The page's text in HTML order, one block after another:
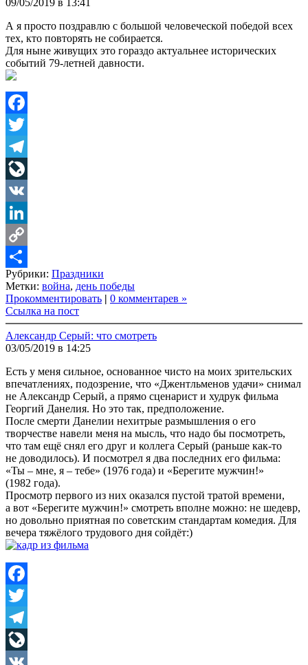
А я просто поздравлю с большой человеческой победой всех
тех, кто повторять не собирается.
Для ныне живущих это гораздо актуальнее исторических
событий 79-летней давности.
Facebook
Twitter
Telegram
LiveJournal
VK
LinkedIn
Copy
Link
Share
Рубрики: Праздники
Метки: война, день победы
Прокомментировать | 0 комментарев »
Ссылка на пост
Александр Серый: что смотреть
03/05/2019 в 14:25
Есть у меня сильное, основанное чисто на моих зрительских
впечатлениях, подозрение, что «Джентльменов удачи» снимал
не Александр Серый, а прямо сценарист и худрук фильма
Георгий Данелия. Но это так, предположение.
После смерти Данелии нехитрые размышления о его
творчестве навели меня на мысль, что надо бы посмотреть,
что там ещё снял его друг и коллега Серый (раньше как-то
не доводилось). И посмотрел я два последних его фильма:
«Ты – мне, я – тебе» (1976 года) и «Берегите мужчин!»
(1982 года).
Просмотр первого из них оказался пустой тратой времени,
а вот «Берегите мужчин!» смотреть вполне можно: не шедевр,
но довольно приятная по советским стандартам комедия. Для
вечера тяжёлого трудового дня сойдёт:)
Facebook
Twitter
Telegram
LiveJournal